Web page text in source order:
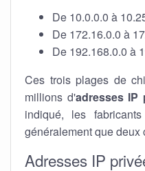
De 10.0.0.0 à
De 172.16.0.0 à
De 192.168.0.0 à
Ces trois plages de
millions d'adresses IP
indiqué, les
généralement que deux
Adresses IP